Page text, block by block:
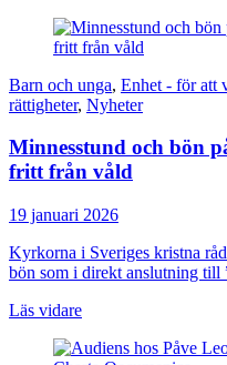
Barn och unga, Enhet - för att
rättigheter, Nyheter
Minnesstund och bön
fritt från våld
19 januari 2026
Kyrkorna i Sveriges kristna
bön som i direkt anslutning till
Läs vidare